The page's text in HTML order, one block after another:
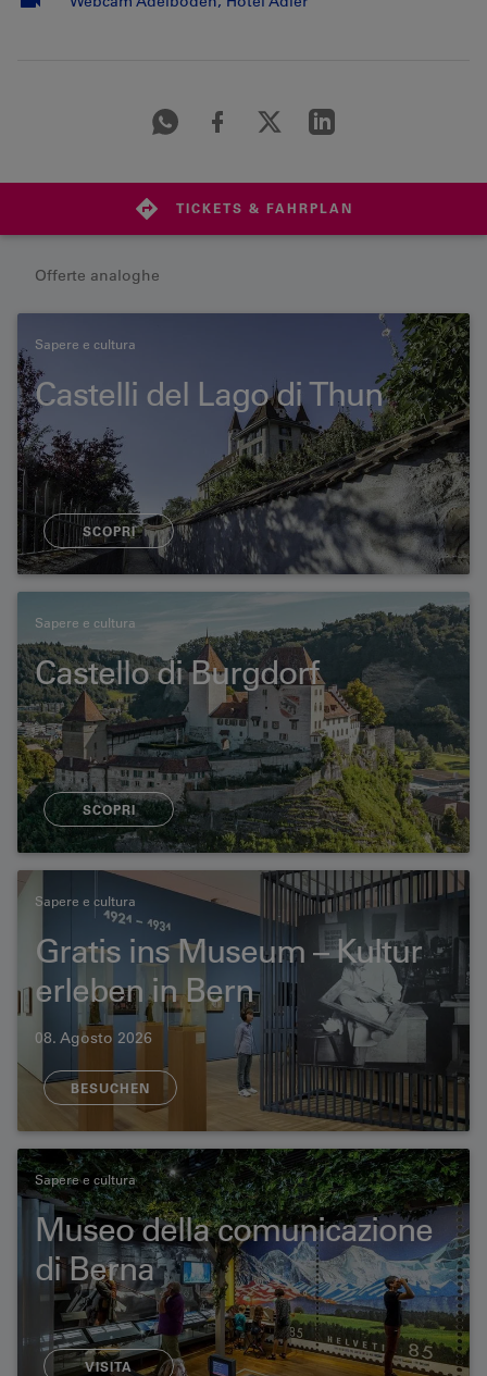
TICKETS & FAHRPLAN
Offerte analoghe
Sapere e cultura
Castelli del Lago di Thun
SCOPRI
Sapere e cultura
Castello di Burgdorf
SCOPRI
Sapere e cultura
Gratis ins Museum – Kultur
erleben in Bern
08. Agosto 2026
BESUCHEN
Sapere e cultura
Museo della comunicazione
di Berna
VISITA